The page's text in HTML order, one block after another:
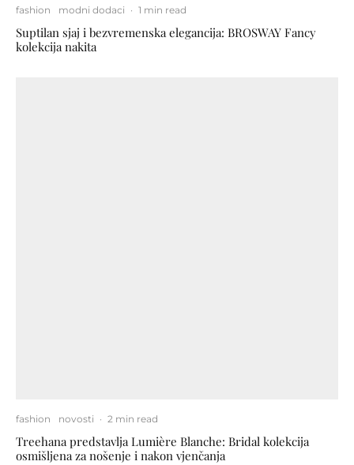
fashion modni dodaci · 1 min read
Suptilan sjaj i bezvremenska elegancija: BROSWAY Fancy
kolekcija nakita
fashion novosti · 2 min read
Treehana predstavlja Lumière Blanche: Bridal kolekcija
osmišljena za nošenje i nakon vjenčanja